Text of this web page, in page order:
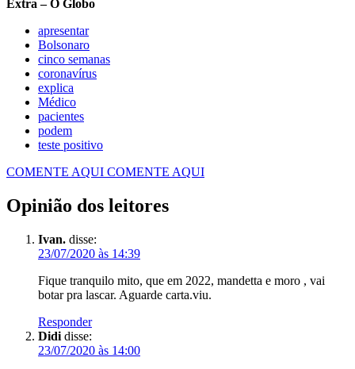
Extra – O Globo
apresentar
Bolsonaro
cinco semanas
coronavírus
explica
Médico
pacientes
podem
teste positivo
COMENTE AQUI COMENTE AQUI
Opinião dos leitores
Ivan. disse:
23/07/2020 às 14:39
Fique tranquilo mito, que em 2022, mandetta e moro , vai
botar pra lascar. Aguarde carta.viu.
Responder
Didi disse:
23/07/2020 às 14:00